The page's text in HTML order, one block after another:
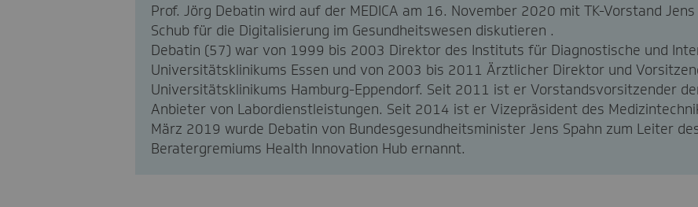
Prof. Jörg Debatin wird auf der MEDICA am 16. November 2020 mit TK-Vorstand
Schub für die Digitalisierung im Gesundheitswesen diskutieren .
Debatin (57) war von 1999 bis 2003 Direktor des Instituts für Diagnostische und
Universitätsklinikums Essen und von 2003 bis 2011 Ärztlicher Direktor und
Universitätsklinikums Hamburg-Eppendorf. Seit 2011 ist er Vorstandsvorsitzender
Anbieter von Labordienstleistungen. Seit 2014 ist er Vizepräsident des
März 2019 wurde Debatin von Bundesgesundheitsminister Jens Spahn zum Leiter
Beratergremiums Health Innovation Hub ernannt.